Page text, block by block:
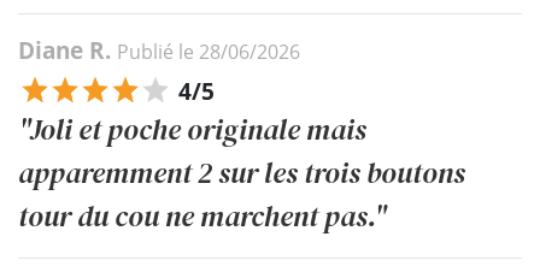
Diane R. Publié le 28/06/2026
4/5
"Joli et poche originale mais
apparemment 2 sur les trois boutons
tour du cou ne marchent pas."